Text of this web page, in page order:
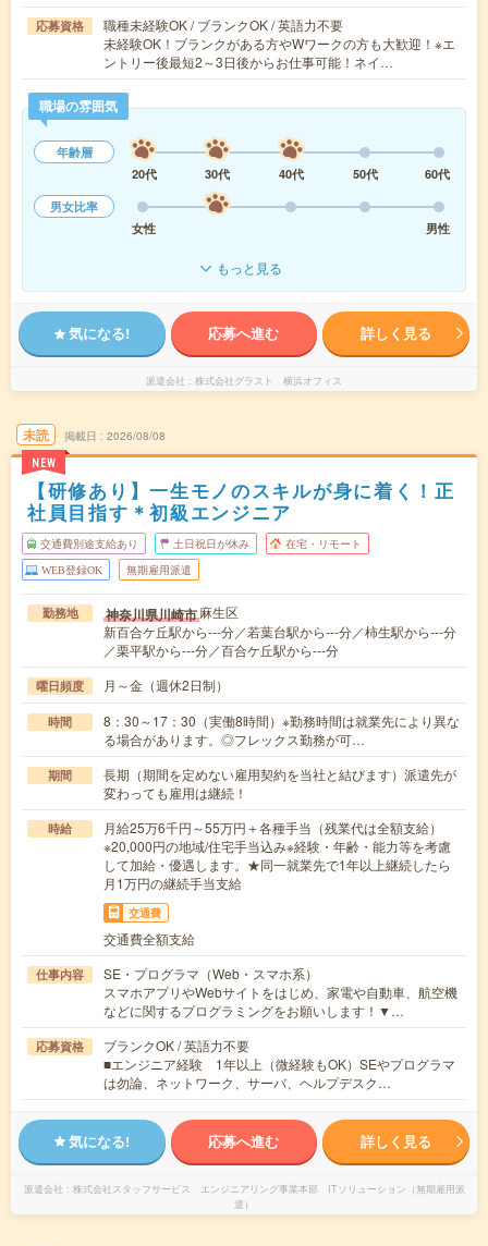
応募資格
職種未経験OK / ブランクOK / 英語力不要
未経験OK！ブランクがある方やWワークの方も大歓迎！※エ
ントリー後最短2～3日後からお仕事可能！ネイ…
職場の雰囲気
年齢層
20代
30代 40代 50代
60代
男女比率
女性
男性
もっと見る
気になる! 応募へ進む 詳しく見る
派遣会社 株式会社グラスト 横浜オフィス
未読
NEW
掲載日 2026/08/08
【研修あり】一生モノのスキルが身に着く！正
社員目指す＊初級エンジニア
交通費別途支給あり 土日祝日が休み 在宅・リモート
WEB登録OK 無期雇用派遣
勤務地 神奈川県川崎市麻生区
新百合ケ丘駅から---分／若葉台駅から---分／柿生駅から---分
／栗平駅から---分／百合ケ丘駅から---分
曜日頻度 月～金（週休2日制）
時間
8：30～17：30（実働8時間）※勤務時間は就業先により異な
る場合があります。◎フレックス勤務が可…
期間
長期（期間を定めない雇用契約を当社と結びます）派遣先が
変わっても雇用は継続！
時給
月給25万6千円～55万円＋各種手当（残業代は全額支給）
※20,000円の地域/住宅手当込み※経験・年齢・能力等を考慮
して加給・優遇します。★同一就業先で1年以上継続したら
月1万円の継続手当支給
交通費
交通費全額支給
仕事内容
SE・プログラマ（Web・スマホ系）
スマホアプリやWebサイトをはじめ、家電や自動車、航空機
などに関するプログラミングをお願いします！▼…
応募資格
ブランクOK / 英語力不要
■エンジニア経験 1年以上（微経験もOK）SEやプログラマ
は勿論、ネットワーク、サーバ、ヘルプデスク…
気になる! 応募へ進む 詳しく見る
派遣会社
株式会社スタッフサービス エンジニアリング事業本部 ITソリューション（無期雇用派
遣）